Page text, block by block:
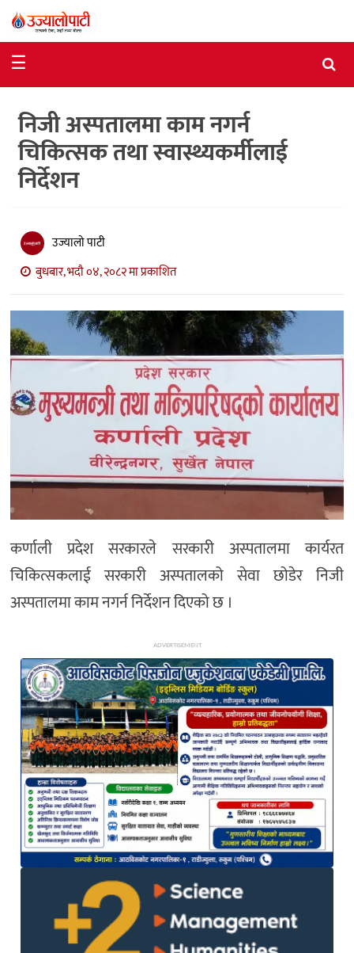
राजनीति
विशेष
आर्थिक
विचार
मनोरञ्जन
प्रविधि
खेलकुद
☰
निजी अस्पतालमा काम नगर्न
चिकित्सक तथा स्वास्थ्यकर्मीलाई
निर्देशन
उज्यालो पाटी
बुधबार, भदौ ०४, २०८२ मा प्रकाशित
कर्णाली प्रदेश सरकारले सरकारी अस्पतालमा कार्यरत
चिकित्सकलाई सरकारी अस्पतालको सेवा छोडेर निजी
अस्पतालमा काम नगर्न निर्देशन दिएको छ ।
ADVERTISEMENT